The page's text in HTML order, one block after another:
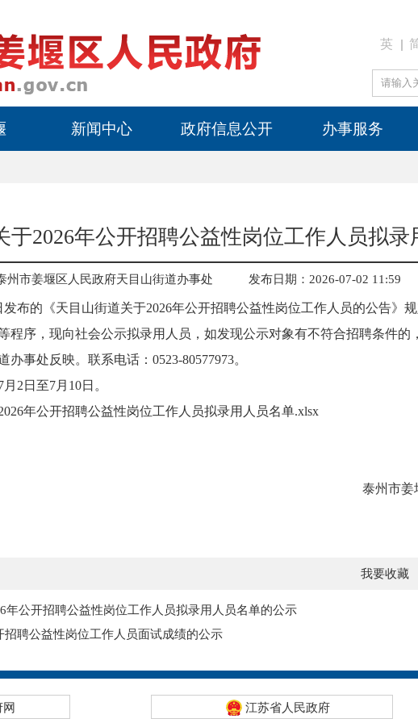
英
新闻中心 政府信息公开 办事服务
于2026年公开招聘公益性岗位工作人员拟
州市姜堰区人民政府天目山街道办事处 发布日期：2026-07-02 11:59
发布的《天目山街道关于2026年公开招聘公益性岗位工作人员的公告》
程序，现向社会公示拟录用人员，如发现公示对象有不符合招聘条件的
事处反映。联系电话：0523-80577973。
2日至7月10日。
年公开招聘公益性岗位工作人员拟录用人员名单.xlsx
泰州市姜
我要收藏
年公开招聘公益性岗位工作人员拟录用人员名单的公示
招聘公益性岗位工作人员面试成绩的公示
江苏省人民政府